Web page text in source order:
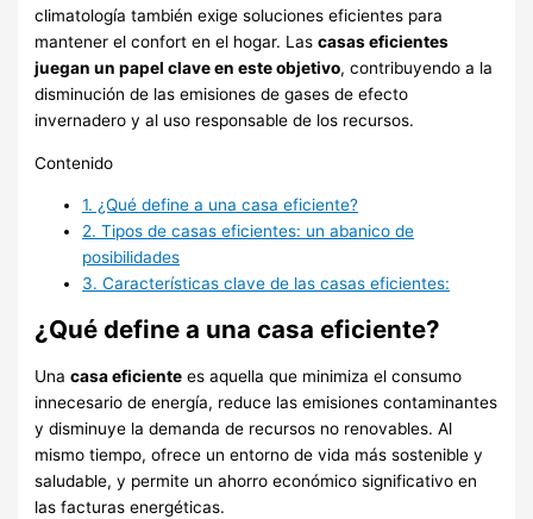
climatología también exige soluciones eficientes para
mantener el confort en el hogar. Lascasas eficientes
juegan un papel clave en este objetivo, contribuyendo a la
disminución de las emisiones de gases de efecto
invernadero y al uso responsable de los recursos.
Contenido
1. ¿Qué define a una casa eficiente?
2. Tipos de casas eficientes: un abanico de
posibilidades
3. Características clave de las casas eficientes:
¿Qué define a una casa eficiente?
Unacasa eficiente es aquella que minimiza el consumo
innecesario de energía, reduce las emisiones contaminantes
y disminuye la demanda de recursos no renovables. Al
mismo tiempo, ofrece un entorno de vida más sostenible y
saludable, y permite un ahorro económico significativo en
las facturas energéticas.